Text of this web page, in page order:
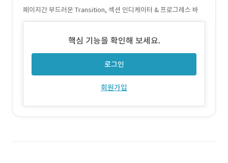
페이지간 부드러운 Transition, 섹션 인디케이터 & 프로그레스 바
핵심 기능을 확인해 보세요.
로그인
회원가입